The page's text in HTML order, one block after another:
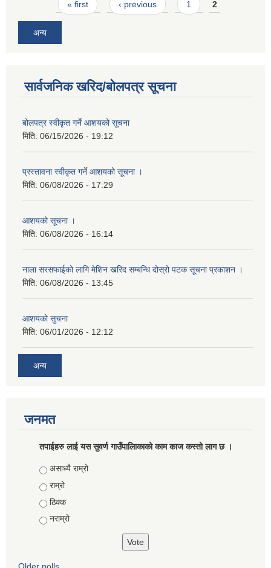
Pages« first ‹ previous 1 2
अन्य
सार्वजनिक खरिद/बोलपत्र सूचना
बोलपत्र स्वीकृत गर्ने आशयको सूचना
मिति: 06/15/2026 - 19:12
प्रस्तावना स्वीकृत गर्ने आशयको सूचना ।
मिति: 06/08/2026 - 17:29
आशयको सूचना ।
मिति: 06/08/2026 - 16:14
नाला सरसफाईको लागि मेशिन खरिद सम्बन्धि दोस्रो पटक सूचना प्रकाशन ।
मिति: 06/08/2026 - 13:45
आशयको सुचना
मिति: 06/01/2026 - 12:12
अन्य
जनमत
तपाईहरु लाई यस सुवर्ण गाउँपालिाकाको काम काज कस्तो लाग छ ।
Choices
असाध्यै राम्रो
राम्रो
ठिक्क
नराम्रो